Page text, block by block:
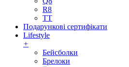
R8
TT
Подарункові сертифікати
Lifestyle
+
Бейсболки
Брелоки